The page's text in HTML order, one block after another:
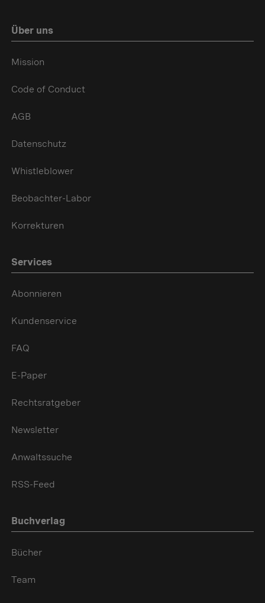
Über uns
Mission
Code of Conduct
AGB
Datenschutz
Whistleblower
Beobachter-Labor
Korrekturen
Services
Abonnieren
Kundenservice
FAQ
E-Paper
Rechtsratgeber
Newsletter
Anwaltssuche
RSS-Feed
Buchverlag
Bücher
Team